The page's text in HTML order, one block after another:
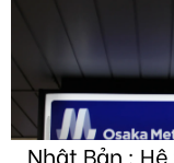
Nhật Bản :